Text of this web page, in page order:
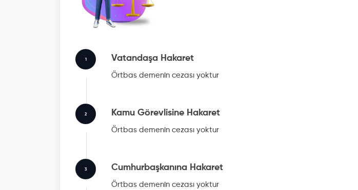
1 Vatandaşa Hakaret
Örtbas demenin cezası yoktur
2 Kamu Görevlisine Hakaret
Örtbas demenin cezası yoktur
3 Cumhurbaşkanına Hakaret
Örtbas demenin cezası yoktur